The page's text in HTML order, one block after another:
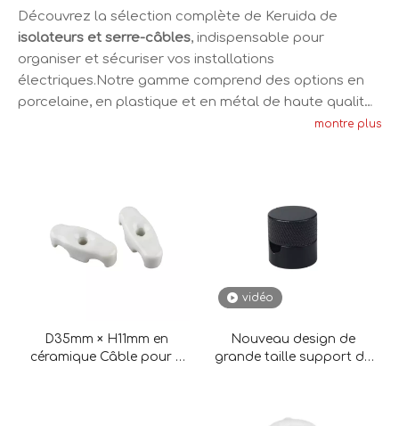
Découvrez la sélection complète de Keruida de
isolateurs et serre-câbles, indispensable pour
organiser et sécuriser vos installations
électriques.Notre gamme comprend des options en
porcelaine, en plastique et en métal de haute qualité,
conçues pour fournir une isolation et un supportmontre plus
D35mm × H11mm en
céramique Câble pour 2
vidéo
Nouveau design de
grande taille support de